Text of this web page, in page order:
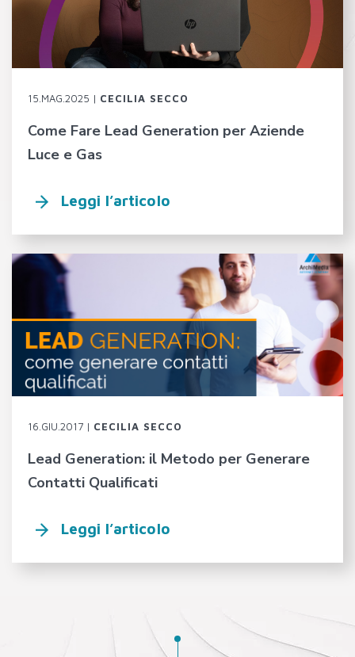
15.MAG.2025 | CECILIA SECCO
Come Fare Lead Generation per Aziende
Luce e Gas
Leggi l’articolo
16.GIU.2017 | CECILIA SECCO
Lead Generation: il Metodo per Generare
Contatti Qualificati
Leggi l’articolo